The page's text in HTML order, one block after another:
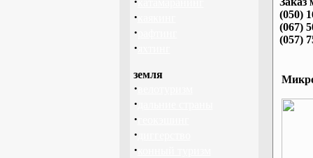
·
·
·
земля
·
·
·
·
·
(050)
(067)
(057)